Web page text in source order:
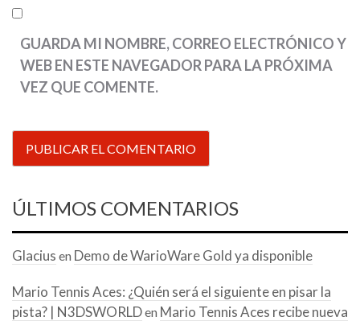
GUARDA MI NOMBRE, CORREO ELECTRÓNICO Y
WEB EN ESTE NAVEGADOR PARA LA PRÓXIMA
VEZ QUE COMENTE.
ÚLTIMOS COMENTARIOS
Glacius en Demo de WarioWare Gold ya disponible
Mario Tennis Aces: ¿Quién será el siguiente en pisar la
pista? | N3DSWORLDen Mario Tennis Aces recibe nueva